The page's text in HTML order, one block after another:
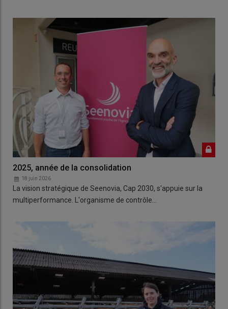
2025, année de la consolidation
18 juin 2026
La vision stratégique de Seenovia, Cap 2030, s'appuie sur la
multiperformance. L'organisme de contrôle…